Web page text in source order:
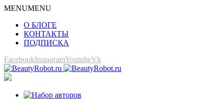
MENUMENU
О БЛОГЕ
КОНТАКТЫ
ПОДПИСКА
FacebookInstagramYoutubeVk